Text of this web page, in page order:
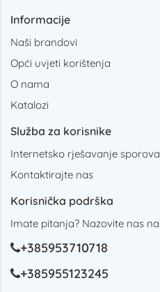
Informacije
Naši brandovi
Opći uvjeti korištenja
O nama
Katalozi
Služba za korisnike
Internetsko rješavanje sporova
Kontaktirajte nas
Korisnička podrška
Imate pitanja? Nazovite nas na
+385953710718
+385955123245